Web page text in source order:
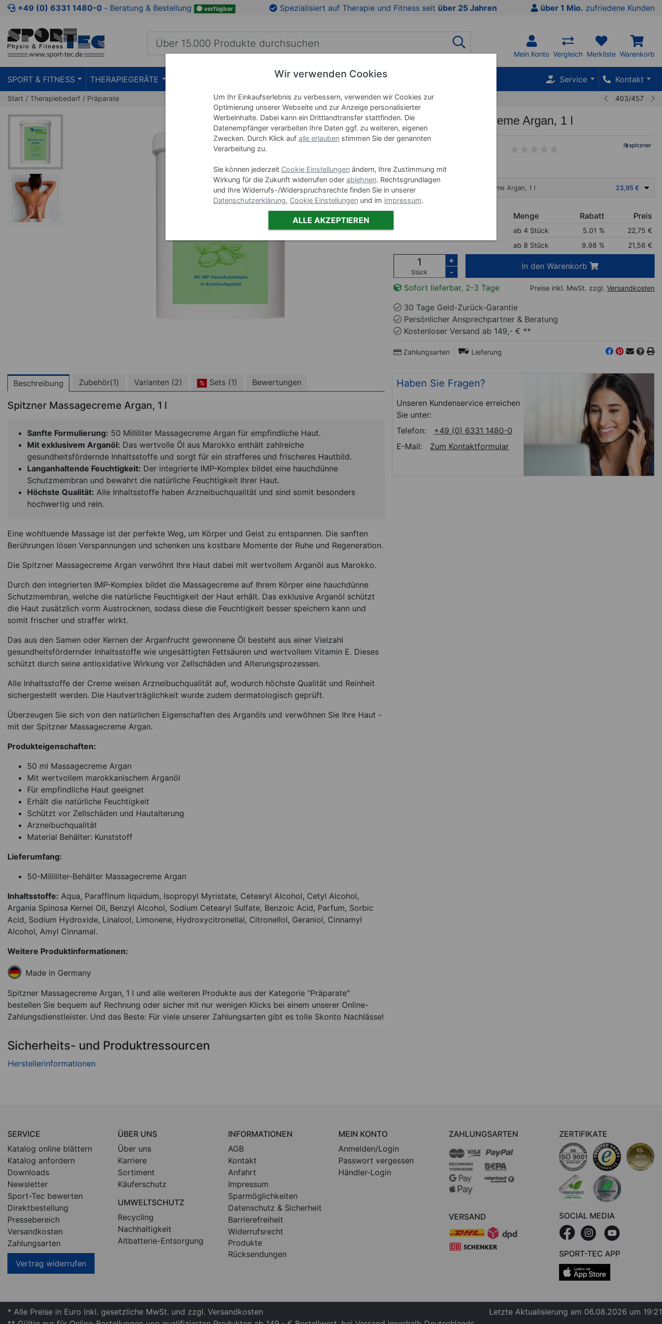
Zum Kaufbereich springen Zur Produktbeschreibung springen Zu den Produktbildern springen
+49 (0) 6331 1480-0 ‐ Beratung & Bestellung verfügbar Spezialisiert auf Therapie und Fitness seit über 25 Jahren über 1 Mio. zufriedene Kunden
Mein Konto Vergleich Merkliste Warenkorb
SPORT & FITNESS THERAPIEGERÄTE LEHRMITTEL WELLNESS Service Kontakt
Start Therapiebedarf Präparate 403/457
Spitzner Massagecreme Argan, 1 l
Varianten
Spitzner Massagecreme Argan, 1 l 23,95 €
23.95 EUR / 1 l
Menge Rabatt Preis
ab 4 Stück 5.01 % 22,75 €
ab 8 Stück
9.98 % 21,56 €
Stück
+
-
In den Warenkorb
Sofort lieferbar, 2-3 Tage Preise inkl. MwSt. zzgl. Versandkosten
30 Tage Geld-Zurück-Garantie
Persönlicher Ansprechpartner & Beratung
Kostenloser Versand ab 149,- € **
Zahlungsarten Lieferung
Beschreibung Zubehör(1) Varianten (2) % Sets (1) Bewertungen
Spitzner Massagecreme Argan, 1 l
Sanfte Formulierung: 50 Milliliter Massagecreme Argan für empfindliche Haut.
Mit exklusivem Arganöl: Das wertvolle Öl aus Marokko enthält zahlreiche
gesundheitsfördernde Inhaltsstoffe und sorgt für ein strafferes und frischeres Hautbild.
Langanhaltende Feuchtigkeit: Der integrierte IMP-Komplex bildet eine hauchdünne
Schutzmembran und bewahrt die natürliche Feuchtigkeit Ihrer Haut.
Höchste Qualität: Alle Inhaltsstoffe haben Arzneibuchqualität und sind somit besonders
hochwertig und rein.
Eine wohltuende Massage ist der perfekte Weg, um Körper und Geist zu entspannen. Die sanften
Berührungen lösen Verspannungen und schenken uns kostbare Momente der Ruhe und Regeneration.
Die Spitzner Massagecreme Argan verwöhnt Ihre Haut dabei mit wertvollem Arganöl aus Marokko.
Durch den integrierten IMP-Komplex bildet die Massagecreme auf Ihrem Körper eine hauchdünne
Schutzmembran, welche die natürliche Feuchtigkeit der Haut erhält. Das exklusive Arganöl schützt
die Haut zusätzlich vorm Austrocknen, sodass diese die Feuchtigkeit besser speichern kann und
somit frischer und straffer wirkt.
Das aus den Samen oder Kernen der Arganfrucht gewonnene Öl besteht aus einer Vielzahl
gesundheitsfördernder Inhaltsstoffe wie ungesättigten Fettsäuren und wertvollem Vitamin E. Dieses
schützt durch seine antioxidative Wirkung vor Zellschäden und Alterungsprozessen.
Alle Inhaltsstoffe der Creme weisen Arzneibuchqualität auf, wodurch höchste Qualität und Reinheit
sichergestellt werden. Die Hautverträglichkeit wurde zudem dermatologisch geprüft.
Überzeugen Sie sich von den natürlichen Eigenschaften des Arganöls und verwöhnen Sie Ihre Haut -
mit der Spitzner Massagecreme Argan.
Produkteigenschaften:
50 ml Massagecreme Argan
Mit wertvollem marokkanischem Arganöl
Für empfindliche Haut geeignet
Erhält die natürliche Feuchtigkeit
Schützt vor Zellschäden und Hautalterung
Arzneibuchqualität
Material Behälter: Kunststoff
Lieferumfang:
50-Milliliter-Behälter Massagecreme Argan
Inhaltsstoffe: Aqua, Paraffinum liquidum, Isopropyl Myristate, Cetearyl Alcohol, Cetyl Alcohol,
Argania Spinosa Kernel Oil, Benzyl Alcohol, Sodium Cetearyl Sulfate, Benzoic Acid, Parfum, Sorbic
Acid, Sodium Hydroxide, Linalool, Limonene, Hydroxycitronellal, Citronellol, Geraniol, Cinnamyl
Alcohol, Amyl Cinnamal.
Weitere Produktinformationen:
Made in Germany
Spitzner Massagecreme Argan, 1 l und alle weiteren Produkte aus der Kategorie "Präparate"
bestellen Sie bequem auf Rechnung oder sicher mit nur wenigen Klicks bei einem unserer Online-
Zahlungsdienstleister. Und das Beste: Für viele unserer Zahlungsarten gibt es tolle Skonto Nachlässe!
Sicherheits- und Produktressourcen
Haben Sie Fragen?
Unseren Kundenservice erreichen
Sie unter:
Telefon:
+49 (0) 6331 1480-0
E-Mail:
Zum Kontaktformular
SERVICE
Katalog online blättern
Katalog anfordern
Downloads
Newsletter
Sport-Tec bewerten
Direktbestellung
Pressebereich
Versandkosten
Zahlungsarten
Vertrag widerrufen
ÜBER UNS
Über uns
Karriere
Sortiment
Käuferschutz
UMWELTSCHUTZ
Recycling
Nachhaltigkeit
Altbatterie-Entsorgung
INFORMATIONEN
AGB
Kontakt
Anfahrt
Impressum
Sparmöglichkeiten
Datenschutz & Sicherheit
Barrierefreiheit
Widerrufsrecht
Produkte
Rücksendungen
MEIN KONTO
Anmelden/Login
Passwort vergessen
Händler-Login
ZAHLUNGSARTEN
VERSAND
ZERTIFIKATE
SOCIAL MEDIA
SPORT-TEC APP
* Alle Preise in Euro inkl. gesetzliche MwSt. und zzgl. Versandkosten
Letzte Aktualisierung am 06.08.2026 um 19:21
Wir verwenden Cookies
Um Ihr Einkaufserlebnis zu verbessern, verwenden wir Cookies zur
Optimierung unserer Webseite und zur Anzeige personalisierter
Werbeinhalte. Dabei kann ein Drittlandtransfer stattfinden. Die
Datenempfänger verarbeiten Ihre Daten ggf. zu weiteren, eigenen
Zwecken. Durch Klick auf alle erlaubenstimmen Sie der genannten
Verarbeitung zu.
Sie können jederzeit Cookie Einstellungenändern, Ihre Zustimmung mit
Wirkung für die Zukunft widerrufen oder ablehnen. Rechtsgrundlagen
und Ihre Widerrufs-/Widerspruchsrechte finden Sie in unserer
Datenschutzerklärung, Cookie Einstellungenund im Impressum.
ALLE AKZEPTIEREN